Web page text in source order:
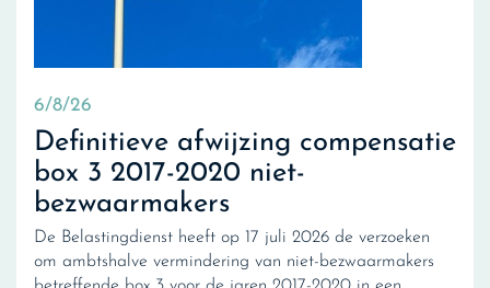
6/8/26
Definitieve afwijzing compensatie
box 3 2017-2020 niet-
bezwaarmakers
De Belastingdienst heeft op 17 juli 2026 de verzoeken
om ambtshalve vermindering van niet-bezwaarmakers